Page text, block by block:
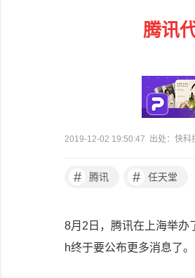
腾讯
2019-12-02 19:50:47 出处：快科
# 腾讯 # 任天堂
8月2日，腾讯在上海举办
h终于要公布更多消息了。